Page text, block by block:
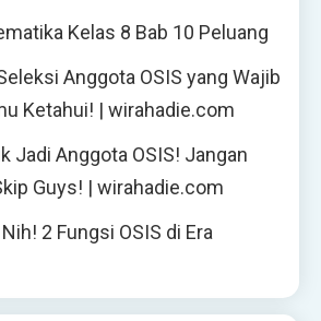
Kelas 8 Bab 10 Peluang
Anggota OSIS yang Wajib
Ketahui! | wirahadie.com
Jadi Anggota OSIS! Jangan
Guys! | wirahadie.com
2 Fungsi OSIS di Era